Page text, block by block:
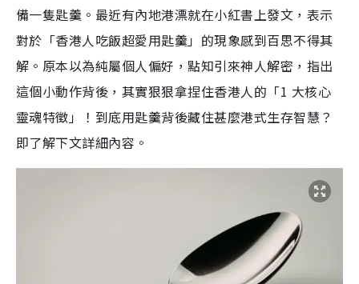
備一隻匙羹。最近有內地港漂就在小紅書上發文，表示
對於「香港人吃飯超愛用匙羹」的現象感到百思不得其
解。原本以為純屬個人偏好，點知引來神人解密，指出
這個小動作背後，其實狠狠拿捏住香港人的「1 大核心
靈魂特徵」！到底用匙羹背後藏住甚麼港式生存智慧？
即了解下文詳細內容。